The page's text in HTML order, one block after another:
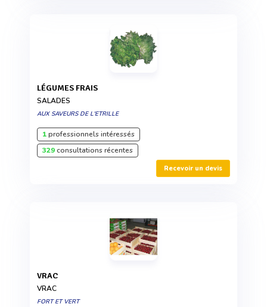
LÉGUMES FRAIS
SALADES
AUX SAVEURS DE L'ETRILLE
1professionnels intéressés
329consultations récentes
Recevoir un devis
VRAC
VRAC
FORT ET VERT